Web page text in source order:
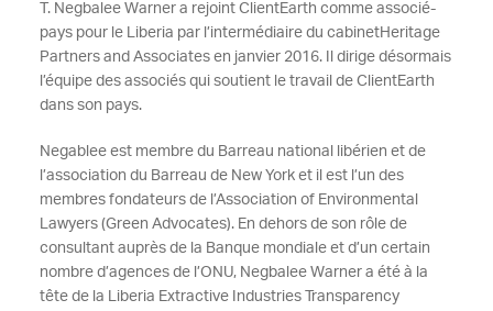
T. Negbalee Warner a rejoint ClientEarth comme associé-
pays pour le Liberia par l’intermédiaire du cabinetHeritage
Partners and Associates en janvier 2016. Il dirige désormais
l’équipe des associés qui soutient le travail de ClientEarth
dans son pays.
Negablee est membre du Barreau national libérien et de
l’association du Barreau de New York et il est l’un des
membres fondateurs de l’Association of Environmental
Lawyers (Green Advocates). En dehors de son rôle de
consultant auprès de la Banque mondiale et d’un certain
nombre d’agences de l’ONU, Negbalee Warner a été à la
tête de la Liberia Extractive Industries Transparency